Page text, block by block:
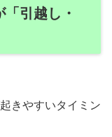
引越し・
きやすいタイミン